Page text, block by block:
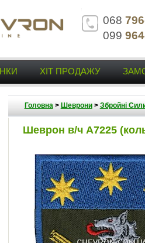
068
099
ХІТ ПРОДАЖУ
Головна> Шеврони> Збройні
Шеврон в/ч А7225